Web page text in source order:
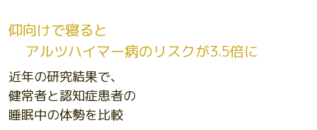
仰向けで寝ると
アルツハイマー病のリスクが3.5倍に
近年の研究結果で、
健常者と認知症患者の
睡眠中の体勢を比較